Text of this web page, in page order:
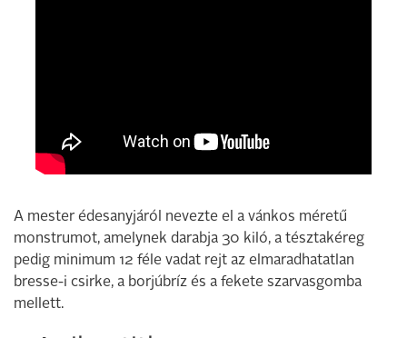
A mester édesanyjáról nevezte el a vánkos méretű
monstrumot, amelynek darabja 30 kiló, a tésztakéreg
pedig minimum 12 féle vadat rejt az elmaradhatatlan
bresse-i csirke, a borjúbríz és a fekete szarvasgomba
mellett.